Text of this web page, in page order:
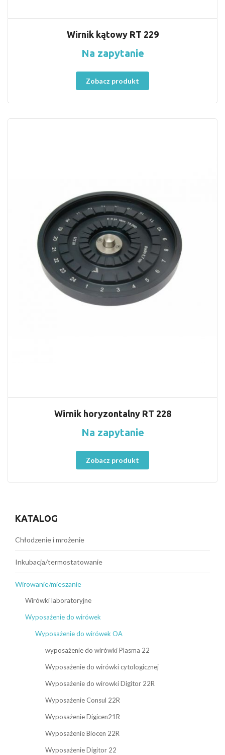
Wirnik kątowy RT 229
Na zapytanie
Zobacz produkt
Wirnik horyzontalny RT 228
Na zapytanie
Zobacz produkt
KATALOG
Chłodzenie i mrożenie
Inkubacja/termostatowanie
Wirowanie/mieszanie
Wirówki laboratoryjne
Wyposażenie do wirówek
Wyposażenie do wirówek OA
wyposażenie do wirówki Plasma 22
Wyposażenie do wirówki cytologicznej
Wyposażenie do wirowki Digitor 22R
Wyposażenie Consul 22R
Wyposażenie Digicen21R
Wyposażenie Biocen 22R
Wyposażenie Digitor 22